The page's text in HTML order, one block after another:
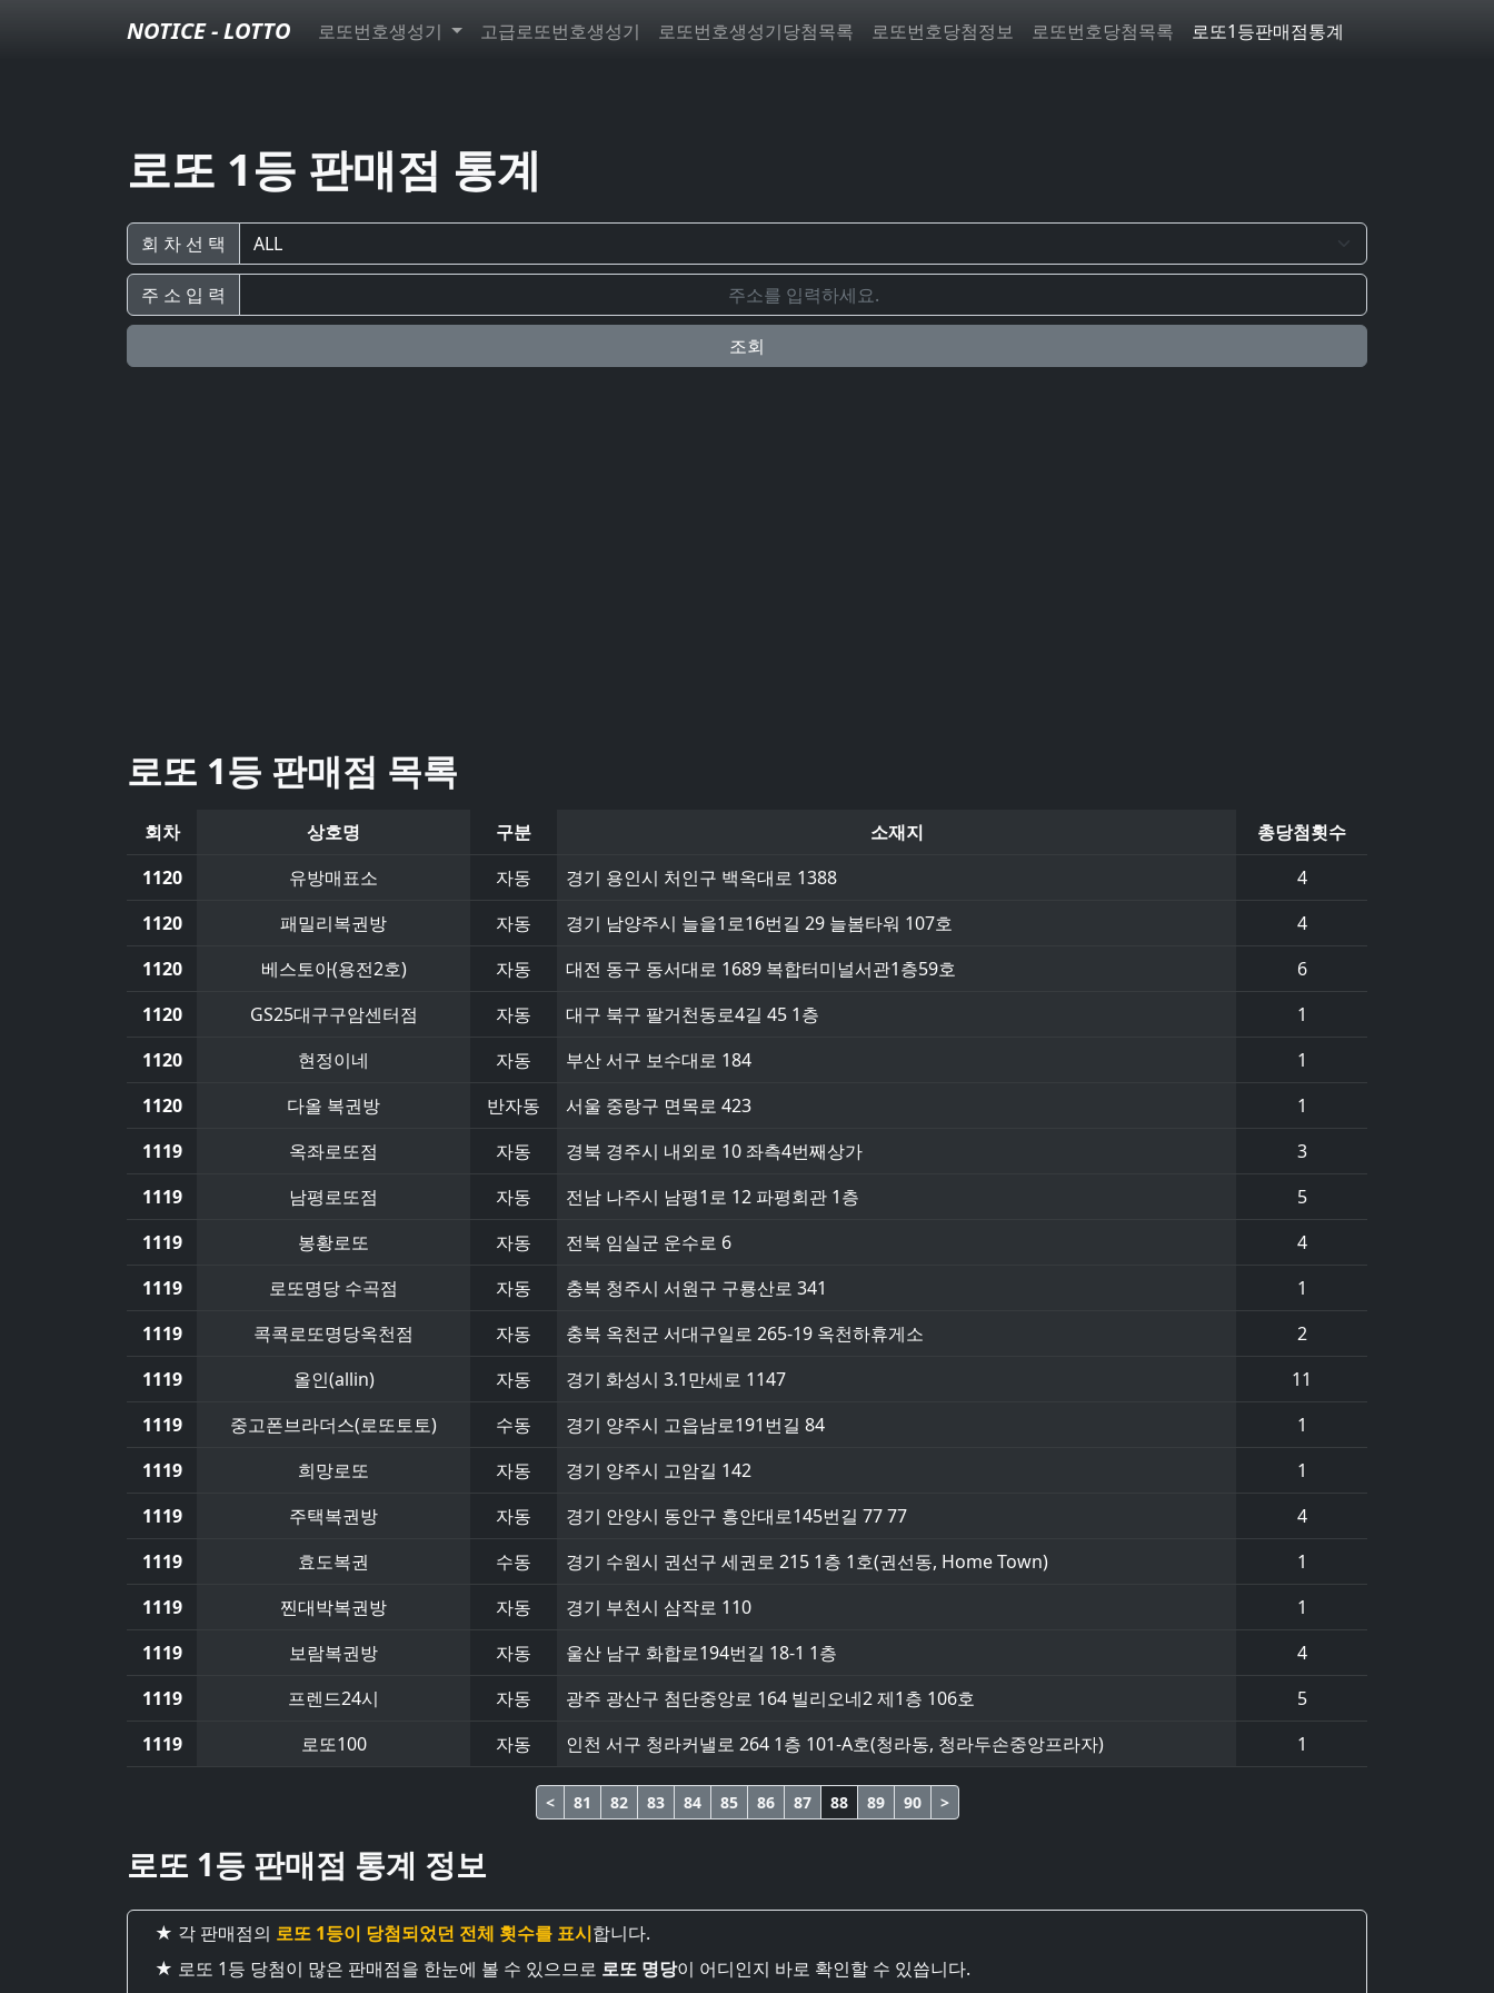
NOTICE - LOTTO 로또번호생성기 고급로또번호생성기 로또번호생성기당첨목록 로또번호당첨정보 로또번호당첨목록 로또1등판매점통계
로또 1등 판매점 통계
회 차 선 택
주 소 입 력
조회
로또 1등 판매점 목록
회차 상호명 구분 소재지
총당첨횟수
1120
유방매표소 자동 경기 용인시 처인구 백옥대로 1388
4
1120
패밀리복권방 자동 경기 남양주시 늘을1로16번길 29 늘봄타워 107호
4
1120
베스토아(용전2호) 자동 대전 동구 동서대로 1689 복합터미널서관1층59호
6
1120
GS25대구구암센터점 자동 대구 북구 팔거천동로4길 45 1층
1
1120
현정이네 자동 부산 서구 보수대로 184
1
1120
다올 복권방 반자동 서울 중랑구 면목로 423
1
1119
옥좌로또점 자동 경북 경주시 내외로 10 좌측4번째상가
3
1119
남평로또점 자동 전남 나주시 남평1로 12 파평회관 1층
5
1119
봉황로또 자동 전북 임실군 운수로 6
4
1119
로또명당 수곡점 자동 충북 청주시 서원구 구룡산로 341
1
1119
콕콕로또명당옥천점 자동 충북 옥천군 서대구일로 265-19 옥천하휴게소
2
1119
올인(allin) 자동 경기 화성시 3.1만세로 1147
11
1119
중고폰브라더스(로또토토) 수동 경기 양주시 고읍남로191번길 84
1
1119
희망로또 자동 경기 양주시 고암길 142
1
1119
주택복권방 자동 경기 안양시 동안구 흥안대로145번길 77 77
4
1119
효도복권 수동 경기 수원시 권선구 세권로 215 1층 1호(권선동, Home Town)
1
1119
찐대박복권방 자동 경기 부천시 삼작로 110
1
1119
보람복권방 자동 울산 남구 화합로194번길 18-1 1층
4
1119
프렌드24시 자동 광주 광산구 첨단중앙로 164 빌리오네2 제1층 106호
5
1119
로또100 자동 인천 서구 청라커낼로 264 1층 101-A호(청라동, 청라두손중앙프라자) 1
< 81 82 83 84 85 86 87 88 89 90 >
로또 1등 판매점 통계 정보
★ 각 판매점의 로또 1등이 당첨되었던 전체 횟수를 표시합니다.
★ 로또 1등 당첨이 많은 판매점을 한눈에 볼 수 있으므로 로또 명당이 어디인지 바로 확인할 수 있씁니다.